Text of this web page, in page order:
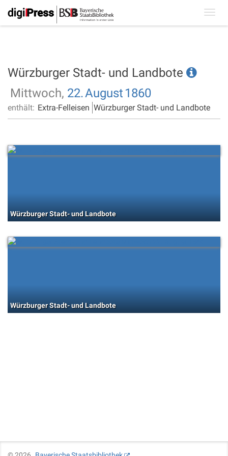
Würzburger Stadt- und Landbote
Mittwoch, 22.August 1860
enthält: Extra-Felleisen Würzburger Stadt- und Landbote
Würzburger Stadt- und Landbote
Würzburger Stadt- und Landbote